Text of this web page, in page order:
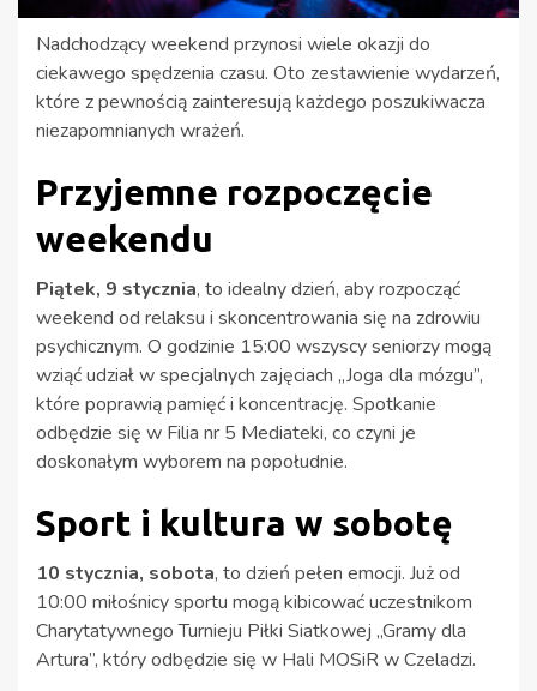
Nadchodzący weekend przynosi wiele okazji do
ciekawego spędzenia czasu. Oto zestawienie wydarzeń,
które z pewnością zainteresują każdego poszukiwacza
niezapomnianych wrażeń.
Przyjemne rozpoczęcie
weekendu
Piątek, 9 stycznia, to idealny dzień, aby rozpocząć
weekend od relaksu i skoncentrowania się na zdrowiu
psychicznym. O godzinie 15:00 wszyscy seniorzy mogą
wziąć udział w specjalnych zajęciach „Joga dla mózgu”,
które poprawią pamięć i koncentrację. Spotkanie
odbędzie się w Filia nr 5 Mediateki, co czyni je
doskonałym wyborem na popołudnie.
Sport i kultura w sobotę
10 stycznia, sobota, to dzień pełen emocji. Już od
10:00 miłośnicy sportu mogą kibicować uczestnikom
Charytatywnego Turnieju Piłki Siatkowej „Gramy dla
Artura”, który odbędzie się w Hali MOSiR w Czeladzi.